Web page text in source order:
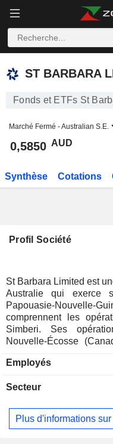
ST BARBARA
ST BARBARA
Fonds et ETFs St
Marché Fermé -Australian S.E.
0,5850 AUD
Synthèse Cotations
Profil Société
St Barbara Limited est
Australie qui exerce
Papouasie-Nouvelle-
comprennent les
Simberi. Ses
Nouvelle-Écosse
proximité, à Fifteen
80 kilomètres (km) au
d'exploration dans le
Nouvelle-Écosse. Ses
Employés
Secteur
Plus d'informations